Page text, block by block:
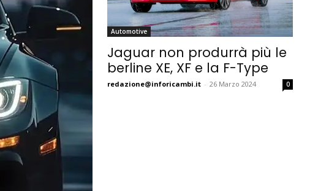
Automotive
Jaguar non produrrà più le
berline XE, XF e la F-Type
redazione@inforicambi.it - 26 Marzo 2024 0